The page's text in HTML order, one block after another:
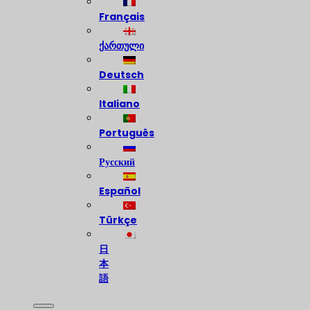
Français
ქართული
Deutsch
Italiano
Português
Русский
Español
Türkçe
日
本
語